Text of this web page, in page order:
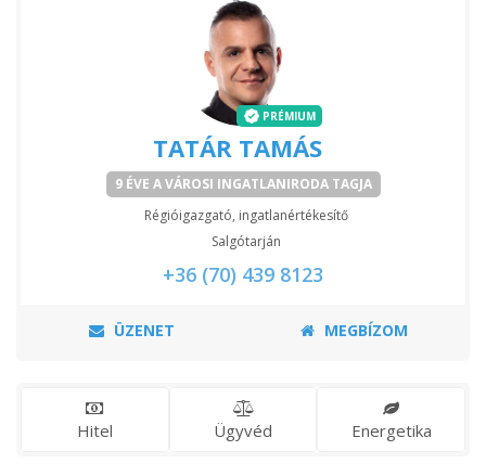
PRÉMIUM
TATÁR TAMÁS
9 ÉVE A VÁROSI INGATLANIRODA TAGJA
Régióigazgató, ingatlanértékesítő
Salgótarján
+36 (70) 439 8123
ÜZENET MEGBÍZOM
Hitel Ügyvéd Energetika